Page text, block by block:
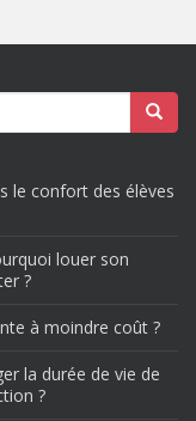
le confort des élèves
louer son
?
à moindre coût ?
la durée de vie de
?